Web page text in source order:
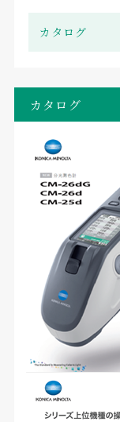
カタログ
カタログ